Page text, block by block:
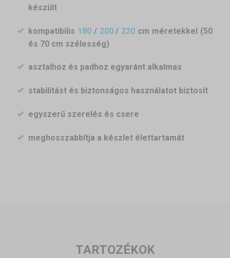
készült
kompatibilis 180/ 200/ 220 cm méretekkel (50
és 70 cm szélesség)
asztalhoz és padhoz egyaránt alkalmas
stabilitást és biztonságos használatot biztosít
egyszerű szerelés és csere
meghosszabbítja a készlet élettartamát
TARTOZÉKOK